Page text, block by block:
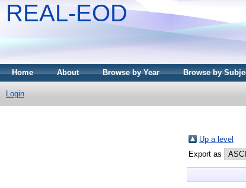
REAL-EOD
Home About Browse by Year Browse by
Login
Up a level
Export as